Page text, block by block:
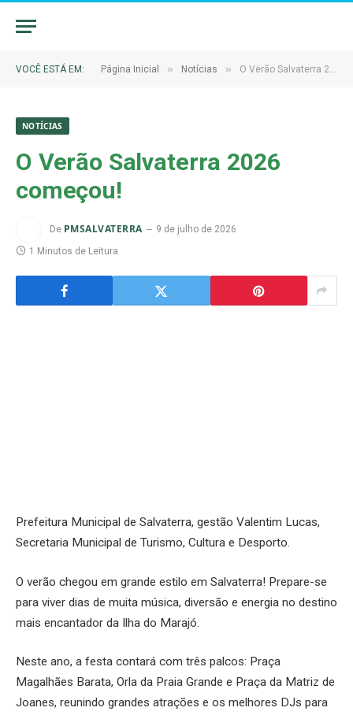
VOCÊ ESTÁ EM: Página Inicial » Notícias » O Verão Salvaterra 2026 começou!
NOTÍCIAS
O Verão Salvaterra 2026
começou!
De PMSALVATERRA
9 de julho de 2026
1 Minutos de Leitura
Prefeitura Municipal de Salvaterra, gestão Valentim Lucas,
Secretaria Municipal de Turismo, Cultura e Desporto.
O verão chegou em grande estilo em Salvaterra! Prepare-se
para viver dias de muita música, diversão e energia no destino
mais encantador da Ilha do Marajó.
Neste ano, a festa contará com três palcos: Praça
Magalhães Barata, Orla da Praia Grande e Praça da Matriz de
Joanes, reunindo grandes atrações e os melhores DJs para